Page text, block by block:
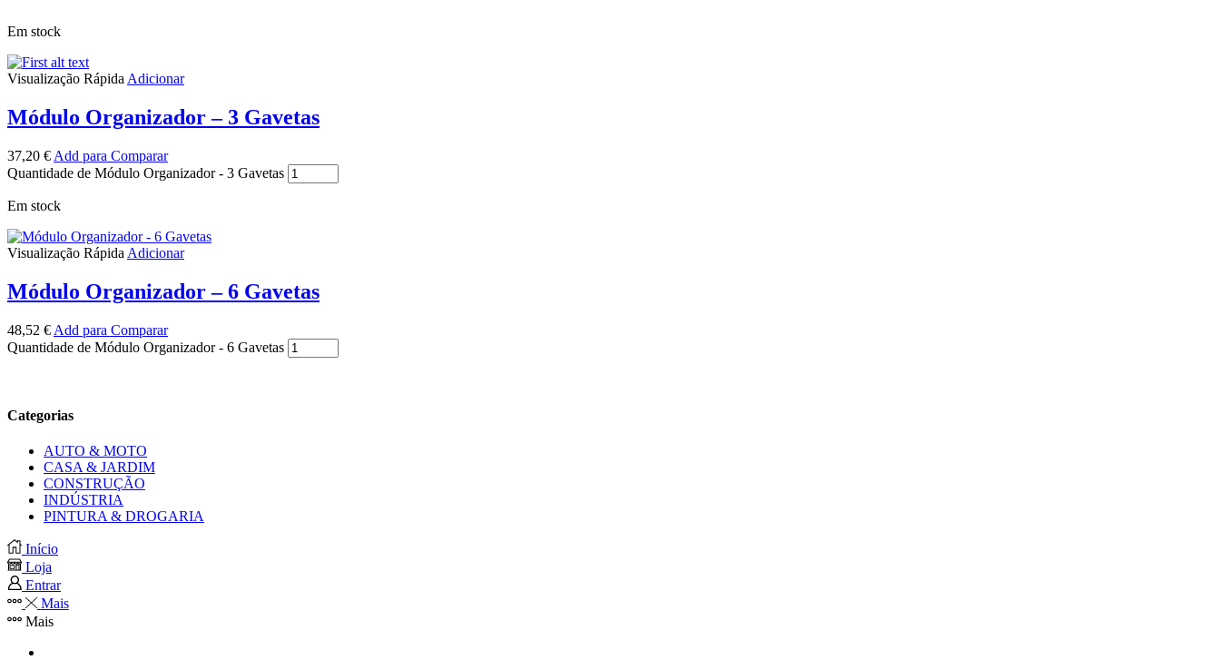
Em stock
Visualização Rápida Adicionar
Módulo Organizador – 3 Gavetas
37,20 € Add para Comparar
Quantidade de Módulo Organizador - 3 Gavetas
Em stock
Visualização Rápida Adicionar
Módulo Organizador – 6 Gavetas
48,52 € Add para Comparar
Quantidade de Módulo Organizador - 6 Gavetas
Categorias
AUTO & MOTO
CASA & JARDIM
CONSTRUÇÃO
INDÚSTRIA
PINTURA & DROGARIA
Início
Loja
Entrar
Mais
Mais